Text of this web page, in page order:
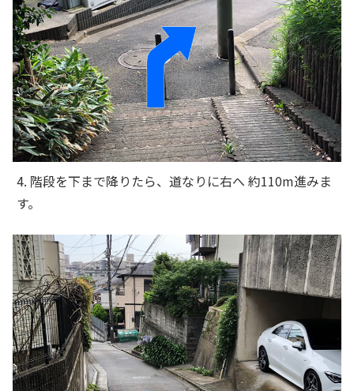
4. 階段を下まで降りたら、道なりに右へ 約110m進みま
す。